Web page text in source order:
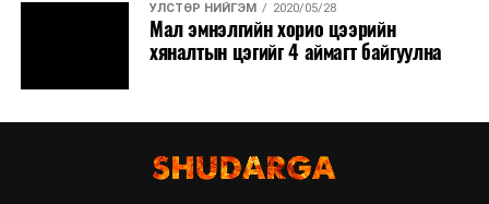
УЛСТӨР НИЙГЭМ 2020/05/28
Мал эмнэлгийн хорио цээрийн
хяналтын цэгийг 4 аймагт байгуулна